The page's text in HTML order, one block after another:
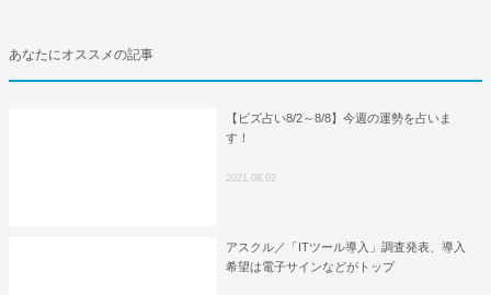
あなたにオススメの記事
【ビズ占い8/2～8/8】今週の運勢を占いま
す！
2021.08.02
アスクル／「ITツール導入」調査発表、導入
希望は電子サインなどがトップ